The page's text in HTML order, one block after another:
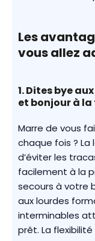
Les
vous allez
1. Dites bye
et bonjour à
Marre de vous
chaque fois ?
d’éviter les
facilement à la
secours à votre
aux lourdes
interminables
prêt. La